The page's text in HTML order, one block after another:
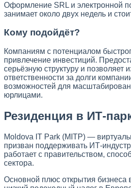
Оформление SRL и электронной
занимает около двух недель и
Кому подойдёт?
Компаниям с потенциалом
привлечение инвестиций.
серьёзную структуру и позволяет
ответственности за долги
возможностей для
юрлицами.
Резиденция в ИТ-
Moldova IT Park (MITP) —
призван поддерживать ИТ-
работает с правительством,
сектора.
Основной плюс открытия